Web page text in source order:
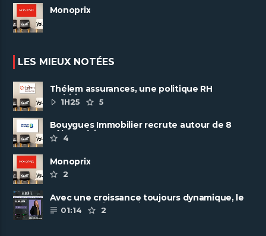
Monoprix
LES MIEUX NOTÉES
Thélem assurances, une politique RH
ambitieuse
1H25 5
Bouygues Immobilier recrute autour de 8
pôles métiers
4
Monoprix
2
Avec une croissance toujours dynamique, le
groupe Scalian continue de ......
01:14 2